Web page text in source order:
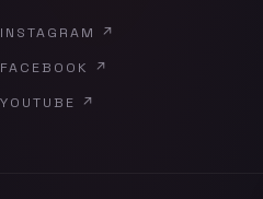
INSTAGRAM
↗
FACEBOOK
↗
YOUTUBE
↗